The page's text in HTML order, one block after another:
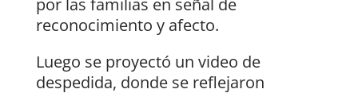
por las familias en señal de
reconocimiento y afecto.
Luego se proyectó un video de
despedida, donde se reflejaron